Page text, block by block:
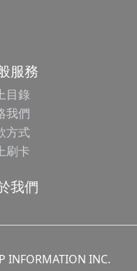
服務
目錄
我們
方式
刷卡
我們
INFORMATION INC.